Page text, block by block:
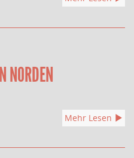
NORDEN
Mehr Lesen